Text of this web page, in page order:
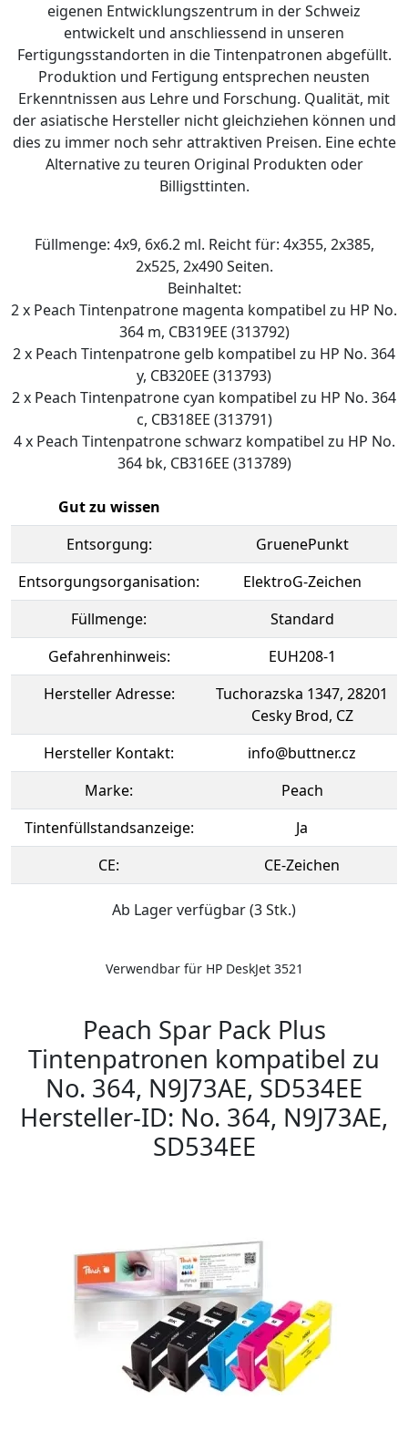
eigenen Entwicklungszentrum in der Schweiz
entwickelt und anschliessend in unseren
Fertigungsstandorten in die Tintenpatronen abgefüllt.
Produktion und Fertigung entsprechen neusten
Erkenntnissen aus Lehre und Forschung. Qualität, mit
der asiatische Hersteller nicht gleichziehen können und
dies zu immer noch sehr attraktiven Preisen. Eine echte
Alternative zu teuren Original Produkten oder
Billigsttinten.
Füllmenge: 4x9, 6x6.2 ml. Reicht für: 4x355, 2x385,
2x525, 2x490 Seiten.
Beinhaltet:
2 x Peach Tintenpatrone magenta kompatibel zu HP No.
364 m, CB319EE (313792)
2 x Peach Tintenpatrone gelb kompatibel zu HP No. 364
y, CB320EE (313793)
2 x Peach Tintenpatrone cyan kompatibel zu HP No. 364
c, CB318EE (313791)
4 x Peach Tintenpatrone schwarz kompatibel zu HP No.
364 bk, CB316EE (313789)
Gut zu wissen
Entsorgung:
GruenePunkt
Entsorgungsorganisation:
ElektroG-Zeichen
Füllmenge:
Standard
Gefahrenhinweis:
EUH208-1
Hersteller Adresse:
Tuchorazska 1347, 28201
Cesky Brod, CZ
Hersteller Kontakt:
info@buttner.cz
Marke:
Peach
Tintenfüllstandsanzeige:
Ja
CE:
CE-Zeichen
Ab Lager verfügbar (3 Stk.)
Verwendbar für HP DeskJet 3521
Peach Spar Pack Plus
Tintenpatronen kompatibel zu
No. 364, N9J73AE, SD534EE
Hersteller-ID: No. 364, N9J73AE,
SD534EE